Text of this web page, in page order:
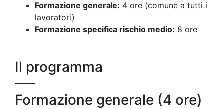
Formazione generale: 4 ore (comune a tutti i
lavoratori)
Formazione specifica rischio medio: 8 ore
Il programma
Formazione generale (4 ore)